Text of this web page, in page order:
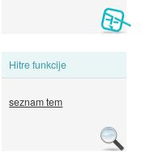
Hitre funkcije
seznam tem